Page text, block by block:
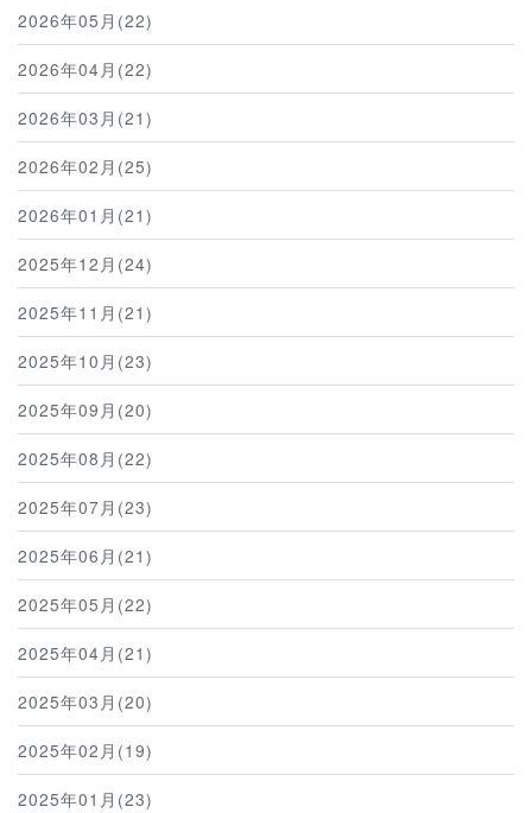
2026年05月(22)
2026年04月(22)
2026年03月(21)
2026年02月(25)
2026年01月(21)
2025年12月(24)
2025年11月(21)
2025年10月(23)
2025年09月(20)
2025年08月(22)
2025年07月(23)
2025年06月(21)
2025年05月(22)
2025年04月(21)
2025年03月(20)
2025年02月(19)
2025年01月(23)